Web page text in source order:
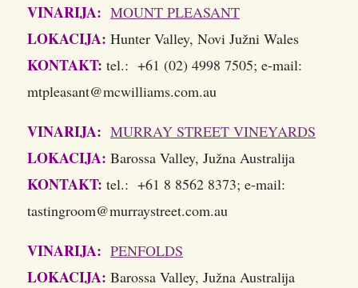
VINARIJA: MOUNT PLEASANT
LOKACIJA: Hunter Valley, Novi Južni Wales
KONTAKT: tel.: +61 (02) 4998 7505; e-mail:
mtpleasant@mcwilliams.com.au
VINARIJA: MURRAY STREET VINEYARDS
LOKACIJA: Barossa Valley, Južna Australija
KONTAKT: tel.: +61 8 8562 8373; e-mail:
tastingroom@murraystreet.com.au
VINARIJA: PENFOLDS
LOKACIJA: Barossa Valley, Južna Australija